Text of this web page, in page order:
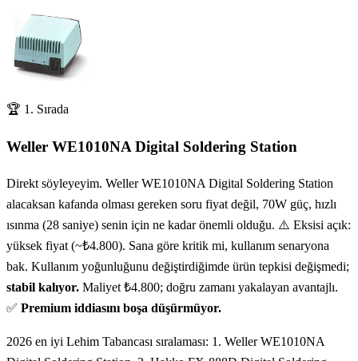
🏆 1. Sırada
Weller WE1010NA Digital Soldering Station
Direkt söyleyeyim. Weller WE1010NA Digital Soldering Station
alacaksan kafanda olması gereken soru fiyat değil, 70W güç, hızlı
ısınma (28 saniye) senin için ne kadar önemli olduğu. ⚠️ Eksisi açık:
yüksek fiyat (~₺4.800). Sana göre kritik mi, kullanım senaryona
bak. Kullanım yoğunluğunu değiştirdiğimde ürün tepkisi değişmedi;
stabil kalıyor. Maliyet ₺4.800; doğru zamanı yakalayan avantajlı.
✅ Premium iddiasını boşa düşürmüyor.
2026 en iyi Lehim Tabancası sıralaması: 1. Weller WE1010NA